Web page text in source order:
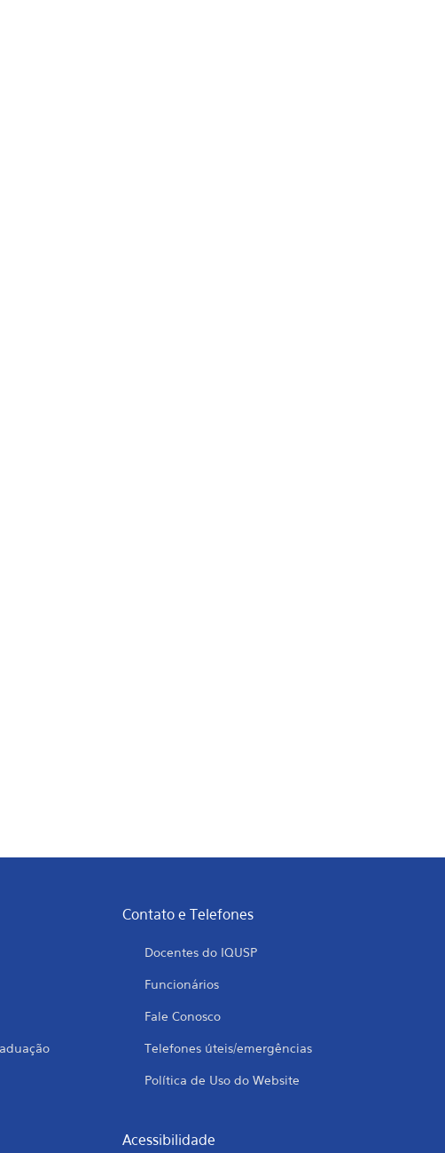
Contato e Telefones
Docentes do IQUSP
Funcionários
Fale Conosco
Telefones úteis/emergências
Política de Uso do Website
Acessibilidade